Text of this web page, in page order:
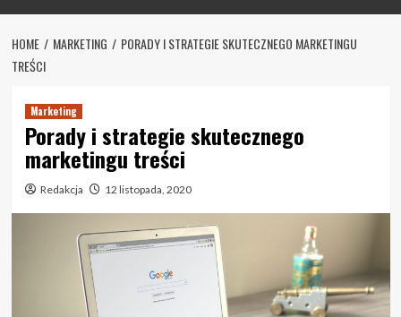
HOME MARKETING
PORADY I STRATEGIE SKUTECZNEGO MARKETINGU
TREŚCI
Marketing
Porady i strategie skutecznego
marketingu treści
Redakcja 12 listopada, 2020